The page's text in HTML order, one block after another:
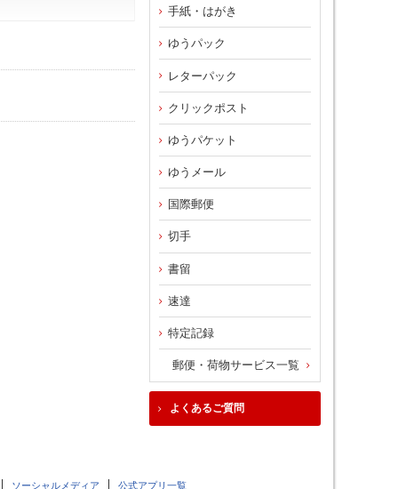
手紙・はがき
ゆうパック
レターパック
クリックポスト
ゆうパケット
ゆうメール
国際郵便
切手
書留
速達
特定記録
郵便・荷物サービス一覧
よくあるご質問
ソーシャルメディア 公式アプリ一覧